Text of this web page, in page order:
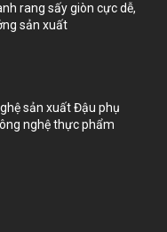
rang sấy giòn cực dễ,
sản xuất
sản xuất Đậu phụ
nghệ thực phẩm